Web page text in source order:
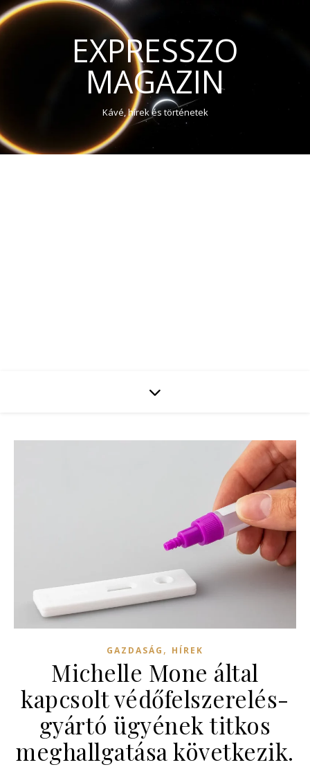
EXPRESSZO
MAGAZIN
Kávé, hírek és történetek
GAZDASÁG , HÍREK
Michelle Mone által
kapcsolt védőfelszerelés-
gyártó ügyének titkos
meghallgatása következik.